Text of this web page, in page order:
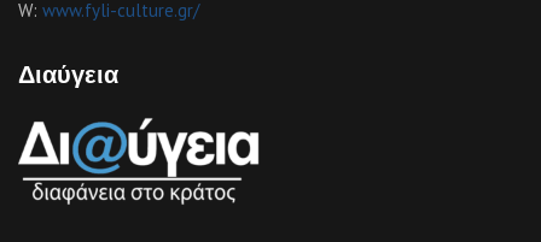
W: www.fyli-culture.gr/
Διαύγεια